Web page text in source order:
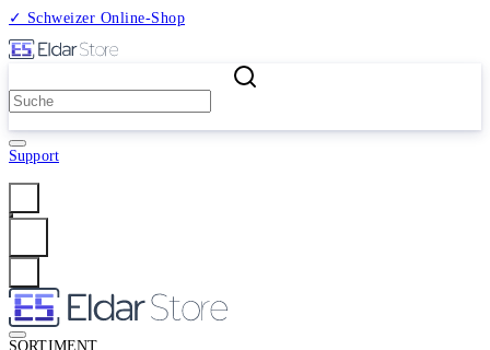
✓ Schweizer Online-Shop
Support
SORTIMENT